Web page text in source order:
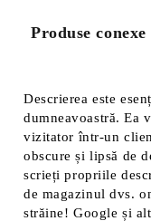
Produse conexe
Descrierea este
dumneavoastră. Ea
vizitator într-un
obscure și lipsă de
scrieți propriile
de magazinul dvs.
străine! Google și